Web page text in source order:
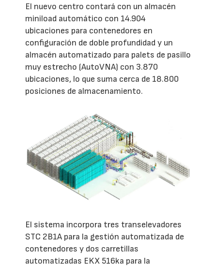
El nuevo centro contará con un almacén
miniload automático con 14.904
ubicaciones para contenedores en
configuración de doble profundidad y un
almacén automatizado para palets de pasillo
muy estrecho (AutoVNA) con 3.870
ubicaciones, lo que suma cerca de 18.800
posiciones de almacenamiento.
El sistema incorpora tres transelevadores
STC 2B1A para la gestión automatizada de
contenedores y dos carretillas
automatizadas EKX 516ka para la